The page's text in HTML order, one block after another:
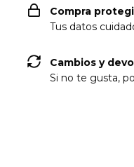
Compra
Tus datos
Cambios y
Si no te gusta,